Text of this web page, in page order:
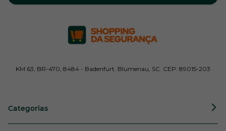
KM 63, BR-470, 8484 - Badenfurt. Blumenau, SC. CEP: 89015-203
Categorias